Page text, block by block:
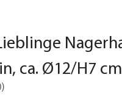
ca. Ø12/H7 cm
)